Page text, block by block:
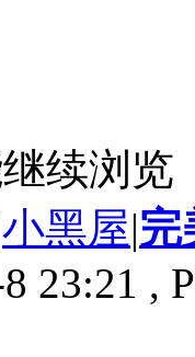
续浏览
小黑屋|完
23:21 ,